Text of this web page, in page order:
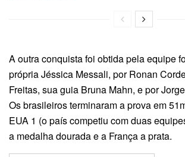
A outra conquista foi obtida pela equipe
própria Jéssica Messali, por Ronan
Freitas, sua guia Bruna Mahn, e por
Os brasileiros terminaram a prova em
EUA 1 (o país competiu com duas
a medalha dourada e a França a prata.